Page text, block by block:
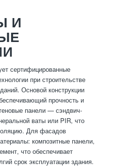
И
сертифицированные
при строительстве
Основой конструкции
прочность и
панели — сэндвич-
ваты или PIR, что
Для фасадов
композитные панели,
что обеспечивает
срок эксплуатации здания.